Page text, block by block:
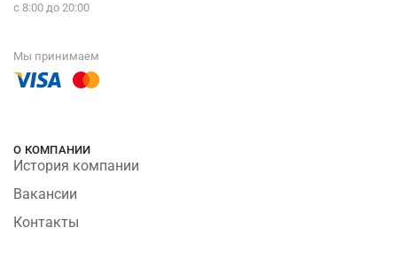
с 8:00 до 20:00
Мы принимаем
О КОМПАНИИ
История компании
Вакансии
Контакты